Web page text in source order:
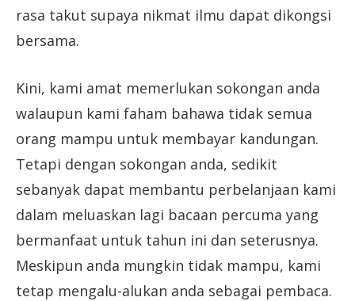
rasa takut supaya nikmat ilmu dapat dikongsi
bersama.
Kini, kami amat memerlukan sokongan anda
walaupun kami faham bahawa tidak semua
orang mampu untuk membayar kandungan.
Tetapi dengan sokongan anda, sedikit
sebanyak dapat membantu perbelanjaan kami
dalam meluaskan lagi bacaan percuma yang
bermanfaat untuk tahun ini dan seterusnya.
Meskipun anda mungkin tidak mampu, kami
tetap mengalu-alukan anda sebagai pembaca.